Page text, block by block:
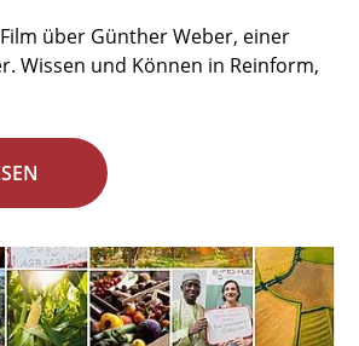
über Günther Weber, einer
Wissen und Können in Reinform,